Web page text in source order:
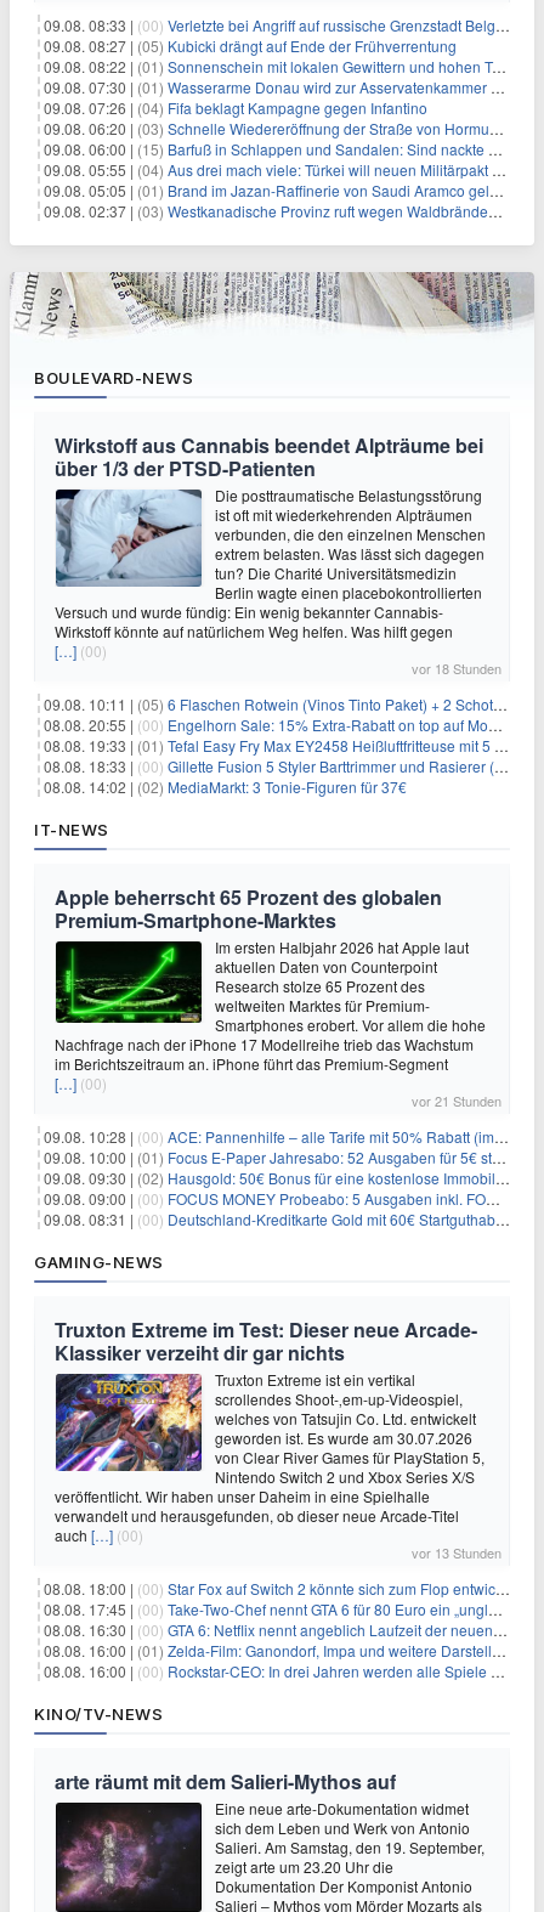
09.08. 08:33 | (00) Verletzte bei Angriff auf russische Grenzstadt Belgorod
09.08. 08:27 | (05) Kubicki drängt auf Ende der Frühverrentung
09.08. 08:22 | (01) Sonnenschein mit lokalen Gewittern und hohen Temperaturen
09.08. 07:30 | (01) Wasserarme Donau wird zur Asservatenkammer der Geschichte
09.08. 07:26 | (04) Fifa beklagt Kampagne gegen Infantino
09.08. 06:20 | (03) Schnelle Wiedereröffnung der Straße von Hormus ungewiss
09.08. 06:00 | (15) Barfuß in Schlappen und Sandalen: Sind nackte Füße eklig?
09.08. 05:55 | (04) Aus drei mach viele: Türkei will neuen Militärpakt erweitern
09.08. 05:05 | (01) Brand im Jazan-Raffinerie von Saudi Aramco gelöscht: Auswirkungen auf die Energiemärkte
09.08. 02:37 | (03) Westkanadische Provinz ruft wegen Waldbränden Notstand aus
BOULEVARD-NEWS
Wirkstoff aus Cannabis beendet Alpträume bei
über 1/3 der PTSD-Patienten
Die posttraumatische Belastungsstörung
ist oft mit wiederkehrenden Alpträumen
verbunden, die den einzelnen Menschen
extrem belasten. Was lässt sich dagegen
tun? Die Charité Universitätsmedizin
Berlin wagte einen placebokontrollierten
Versuch und wurde fündig: Ein wenig bekannter Cannabis-
Wirkstoff könnte auf natürlichem Weg helfen. Was hilft gegen
[…] (00)
vor 18 Stunden
09.08. 10:11 | (05) 6 Flaschen Rotwein (Vinos Tinto Paket) + 2 Schott Zwiesel Gläser für 25,99€ inkl. Versand
08.08. 20:55 | (00) Engelhorn Sale: 15% Extra-Rabatt on top auf Mode- und Sport-Artikel
08.08. 19:33 | (01) Tefal Easy Fry Max EY2458 Heißluftfritteuse mit 5 Litern für 64,99€
08.08. 18:33 | (00) Gillette Fusion 5 Styler Barttrimmer und Rasierer (All in One) für 16€
08.08. 14:02 | (02) MediaMarkt: 3 Tonie-Figuren für 37€
IT-NEWS
Apple beherrscht 65 Prozent des globalen
Premium-Smartphone-Marktes
Im ersten Halbjahr 2026 hat Apple laut
aktuellen Daten von Counterpoint
Research stolze 65 Prozent des
weltweiten Marktes für Premium-
Smartphones erobert. Vor allem die hohe
Nachfrage nach der iPhone 17 Modellreihe trieb das Wachstum
im Berichtszeitraum an. iPhone führt das Premium-Segment
[…] (00)
vor 21 Stunden
09.08. 10:28 | (00) ACE: Pannenhilfe – alle Tarife mit 50% Rabatt (im ersten Jahr)
09.08. 10:00 | (01) Focus E-Paper Jahresabo: 52 Ausgaben für 5€ statt 207,48€ – per Formular kündbar!
09.08. 09:30 | (02) Hausgold: 50€ Bonus für eine kostenlose Immobilienbewertung
09.08. 09:00 | (00) FOCUS MONEY Probeabo: 5 Ausgaben inkl. FOCUS+ Zugang für 5€
09.08. 08:31 | (00) Deutschland-Kreditkarte Gold mit 60€ Startguthaben (45€ Gewinn)
GAMING-NEWS
Truxton Extreme im Test: Dieser neue Arcade-
Klassiker verzeiht dir gar nichts
Truxton Extreme ist ein vertikal
scrollendes Shoot-‚em-up-Videospiel,
welches von Tatsujin Co. Ltd. entwickelt
geworden ist. Es wurde am 30.07.2026
von Clear River Games für PlayStation 5,
Nintendo Switch 2 und Xbox Series X/S
veröffentlicht. Wir haben unser Daheim in eine Spielhalle
verwandelt und herausgefunden, ob dieser neue Arcade-Titel
auch […] (00)
vor 13 Stunden
08.08. 18:00 | (00) Star Fox auf Switch 2 könnte sich zum Flop entwickeln
08.08. 17:45 | (00) Take-Two-Chef nennt GTA 6 für 80 Euro ein „unglaubliches Schnäppchen“
08.08. 16:30 | (00) GTA 6: Netflix nennt angeblich Laufzeit der neuen Gameplay-Präsentation
08.08. 16:00 | (01) Zelda-Film: Ganondorf, Impa und weitere Darsteller sollen feststehen
08.08. 16:00 | (00) Rockstar-CEO: In drei Jahren werden alle Spiele gestreamt
KINO/TV-NEWS
arte räumt mit dem Salieri-Mythos auf
Eine neue arte-Dokumentation widmet
sich dem Leben und Werk von Antonio
Salieri. Am Samstag, den 19. September,
zeigt arte um 23.20 Uhr die
Dokumentation Der Komponist Antonio
Salieri – Mythos vom Mörder Mozarts als